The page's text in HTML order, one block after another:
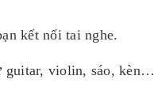
kết nối tai nghe.
guitar, violin, sáo, kèn…